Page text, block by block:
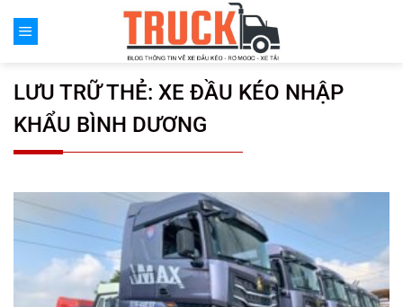
đến
LƯU TRỮ THẺ: XE ĐẦU KÉO NHẬP
KHẨU BÌNH DƯƠNG